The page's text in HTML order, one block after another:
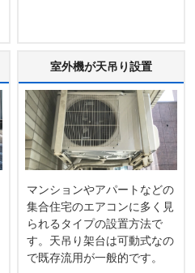
室外機が天吊り設置
マンションやアパートなどの
集合住宅のエアコンに多く見
られるタイプの設置方法で
す。天吊り架台は可動式なの
で既存流用が一般的です。